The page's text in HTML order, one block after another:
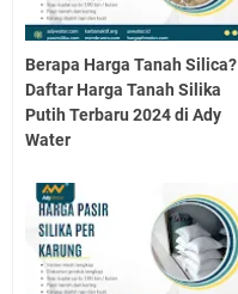
Berapa Harga Tanah Silica?
Daftar Harga Tanah Silika
Putih Terbaru 2024 di Ady
Water